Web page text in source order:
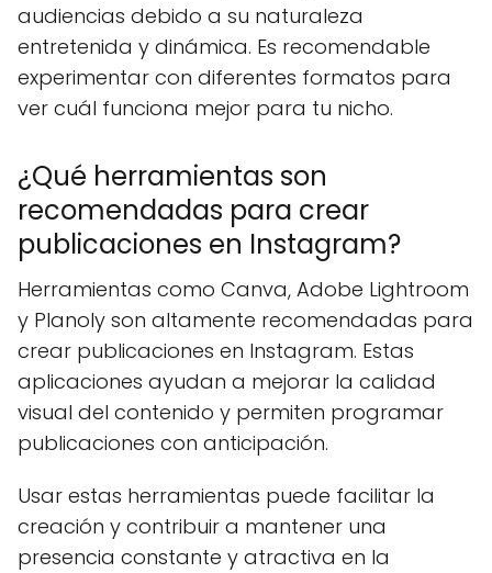
audiencias debido a su naturaleza
entretenida y dinámica. Es recomendable
experimentar con diferentes formatos para
ver cuál funciona mejor para tu nicho.
¿Qué herramientas son
recomendadas para crear
publicaciones en Instagram?
Herramientas como Canva, Adobe Lightroom
y Planoly son altamente recomendadas para
crear publicaciones en Instagram. Estas
aplicaciones ayudan a mejorar la calidad
visual del contenido y permiten programar
publicaciones con anticipación.
Usar estas herramientas puede facilitar la
creación y contribuir a mantener una
presencia constante y atractiva en la